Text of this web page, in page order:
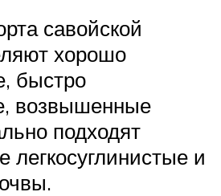
савойской
хорошо
быстро
возвышенные
подходят
легкосуглинистые и